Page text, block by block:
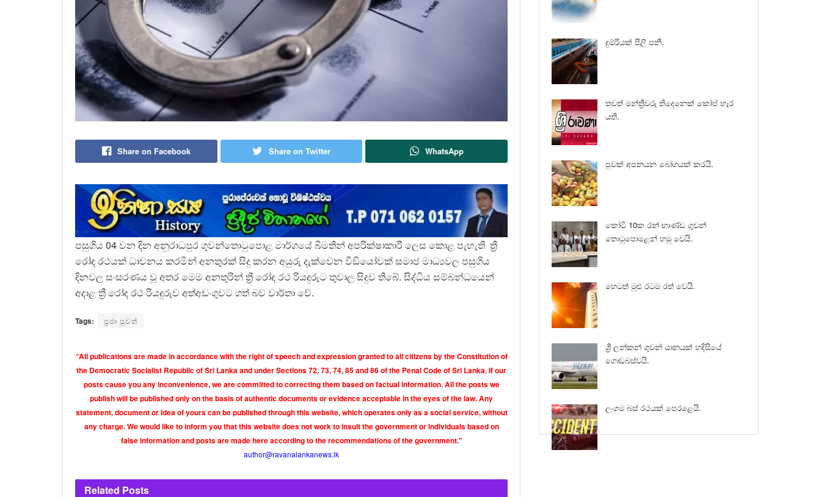
Share on Facebook Share on Twitter WhatsApp
පසුගිය 04 වන දින අනුරාධපුර ගුවන්තොටුපොළ මාර්ගයේ බීමතින් අපරික්ෂාකාරී ලෙස කොළ පැහැති ත්‍රී
රෝද රථයක් ධාවනය කරමින් අනතුරක් සිදු කරන අයුරු දැක්වෙන වීඩියෝවක් සමාජ මාධ්‍යවල පසුගිය
දිනවල සංසරණය වූ අතර මෙම අනතුරින් ත්‍රී රෝද රථ රියදුරුට තුවාල සිදුව තිබේ. සිද්ධිය සම්බන්ධයෙන්
අදාළ ත්‍රී රෝද රථ රියදුරුව අත්අඩංගුවට ගත් බව වාර්තා වේ.
Tags: ප්‍රජා පුවත්
“All publications are made in accordance with the right of speech and expression granted to all citizens by the Constitution of
the Democratic Socialist Republic of Sri Lanka and under Sections 72, 73, 74, 85 and 86 of the Penal Code of Sri Lanka. If our
posts cause you any inconvenience, we are committed to correcting them based on factual information. All the posts we
publish will be published only on the basis of authentic documents or evidence acceptable in the eyes of the law. Any
statement, document or idea of yours can be published through this website, which operates only as a social service, without
any charge. We would like to inform you that this website does not work to insult the government or individuals based on
false information and posts are made here according to the recommendations of the government."
author@ravanalankanews.lk
Related Posts
දුම්රියක් පීලි පනී.
තවත් මන්ත්‍රීවරු තිදෙනෙක් කෝප් හැර
යති.
පුවක් අපනයන බෝගයක් කරයි.
කෝටි 10ක රන් භාණ්ඩ ගුවන්
තොටුපොළෙන් හමු වෙයි.
හෙටත් මුළු රටම රත් වෙයි.
ශ්‍රී ලන්කන් ගුවන් යානයක් හදිසියේ
ගොඩබස්වයි.
ලංගම බස් රථයක් පෙරළෙයි.